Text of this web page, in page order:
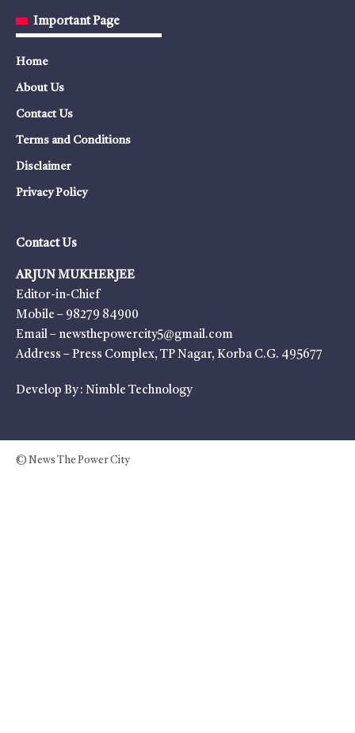
Important Page
Home
About Us
Contact Us
Terms and Conditions
Disclaimer
Privacy Policy
Contact Us
ARJUN MUKHERJEE
Editor-in-Chief
Mobile – 98279 84900
Email – newsthepowercity5@gmail.com
Address – Press Complex, TP Nagar, Korba C.G. 495677
Develop By : Nimble Technology
© News The Power City